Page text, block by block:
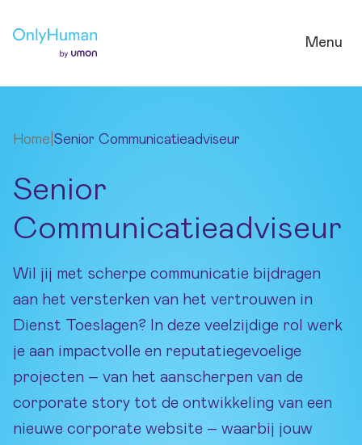
Menu
Home Senior Communicatieadviseur
Senior
Communicatieadviseur
Wil jij met scherpe communicatie bijdragen
aan het versterken van het vertrouwen in
Dienst Toeslagen? In deze veelzijdige rol werk
je aan impactvolle en reputatiegevoelige
projecten – van het aanscherpen van de
corporate story tot de ontwikkeling van een
nieuwe corporate website – waarbij jouw